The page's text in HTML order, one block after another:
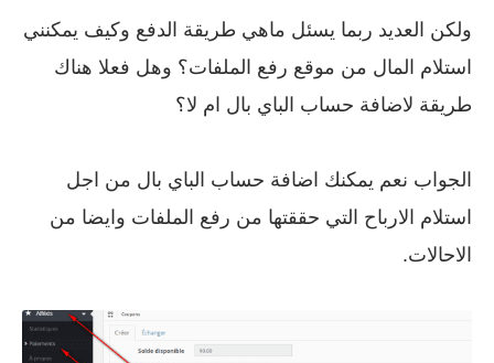
ولكن العديد ربما يسئل ماهي طريقة الدفع وكيف يمكنني
استلام المال من موقع رفع الملفات؟ وهل فعلا هناك
طريقة لاضافة حساب الباي بال ام لا؟
الجواب نعم يمكنك اضافة حساب الباي بال من اجل
استلام الارباح التي حققتها من رفع الملفات وايضا من
الاحالات.